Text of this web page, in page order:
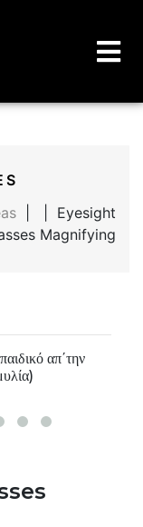
| | Eyesight
Magnifying
απ΄την